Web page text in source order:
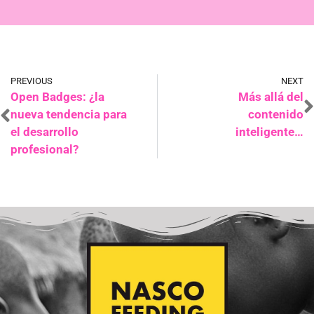
PREVIOUS
Open Badges: ¿la
nueva tendencia para
el desarrollo
profesional?
NEXT
Más allá del
contenido
inteligente…